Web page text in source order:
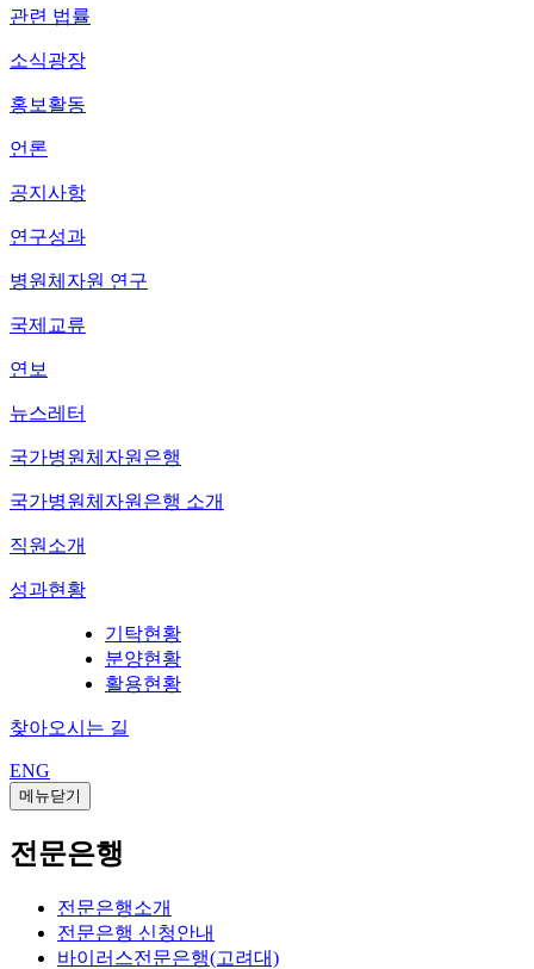
관련 법률
소식광장
홍보활동
언론
공지사항
연구성과
병원체자원 연구
국제교류
연보
뉴스레터
국가병원체자원은행
국가병원체자원은행 소개
직원소개
성과현황
기탁현황
분양현황
활용현황
찾아오시는 길
ENG
메뉴닫기
전문은행
전문은행소개
전문은행 신청안내
바이러스전문은행(고려대)